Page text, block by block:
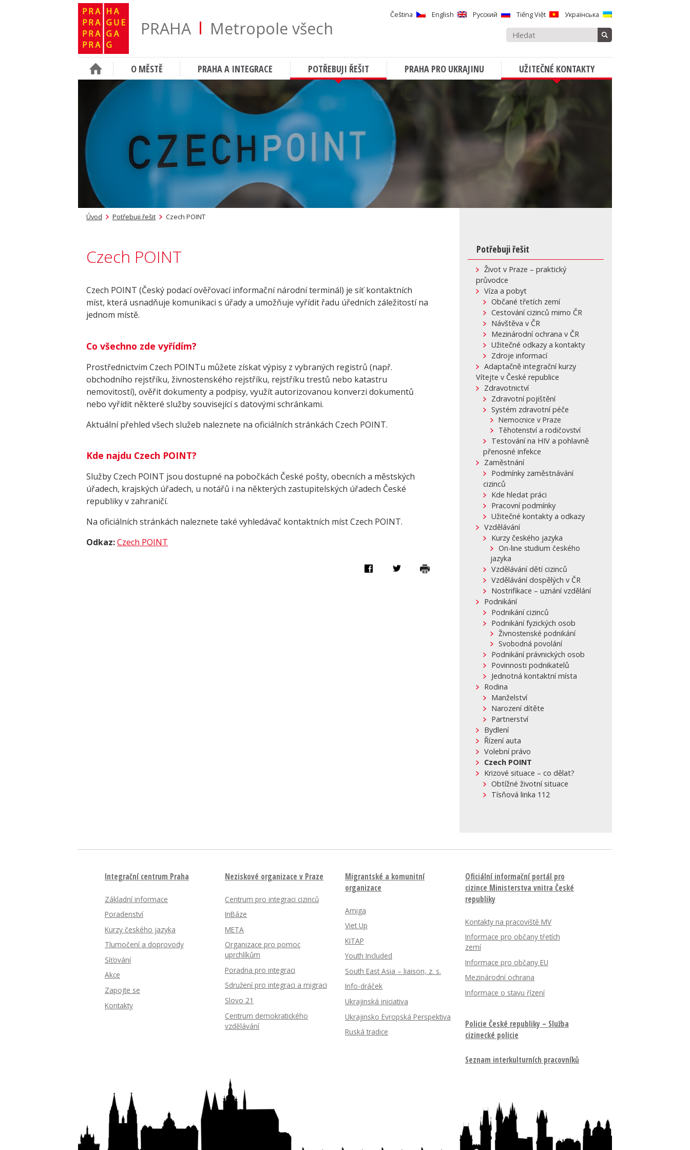
PRAHA Metropole všech
Čeština English Русский Tiếng Việt Українська
O MĚSTĚ PRAHA A INTEGRACE POTŘEBUJI ŘEŠIT PRAHA PRO UKRAJINU UŽITEČNÉ KONTAKTY
Úvod Potřebuji řešit Czech POINT
Czech POINT
Czech POINT (Český podací ověřovací informační národní terminál) je síť kontaktních
míst, která usnadňuje komunikaci s úřady a umožňuje vyřídit řadu úředních záležitostí na
jednom místě.
Co všechno zde vyřídím?
Prostřednictvím Czech POINTu můžete získat výpisy z vybraných registrů (např.
obchodního rejstříku, živnostenského rejstříku, rejstříku trestů nebo katastru
nemovitostí), ověřit dokumenty a podpisy, využít autorizovanou konverzi dokumentů
nebo vyřídit některé služby související s datovými schránkami.
Aktuální přehled všech služeb naleznete na oficiálních stránkách Czech POINT.
Kde najdu Czech POINT?
Služby Czech POINT jsou dostupné na pobočkách České pošty, obecních a městských
úřadech, krajských úřadech, u notářů i na některých zastupitelských úřadech České
republiky v zahraničí.
Na oficiálních stránkách naleznete také vyhledávač kontaktních míst Czech POINT.
Odkaz:Czech POINT
Potřebuji řešit
Život v Praze – praktický
průvodce
Víza a pobyt
Občané třetích zemí
Cestování cizinců mimo ČR
Návštěva v ČR
Mezinárodní ochrana v ČR
Užitečné odkazy a kontakty
Zdroje informací
Adaptačně integrační kurzy
Vítejte v České republice
Zdravotnictví
Zdravotní pojištění
Systém zdravotní péče
Nemocnice v Praze
Těhotenství a rodičovství
Testování na HIV a pohlavně
přenosné infekce
Zaměstnání
Podmínky zaměstnávání
cizinců
Kde hledat práci
Pracovní podmínky
Užitečné kontakty a odkazy
Vzdělávání
Kurzy českého jazyka
On-line studium českého
jazyka
Vzdělávání dětí cizinců
Vzdělávání dospělých v ČR
Nostrifikace – uznání vzdělání
Podnikání
Podnikání cizinců
Podnikání fyzických osob
Živnostenské podnikání
Svobodná povolání
Podnikání právnických osob
Povinnosti podnikatelů
Jednotná kontaktní místa
Rodina
Manželství
Narození dítěte
Partnerství
Bydlení
Řízení auta
Volební právo
Czech POINT
Krizové situace – co dělat?
Obtížné životní situace
Tísňová linka 112
Integrační centrum Praha
Základní informace
Poradenství
Kurzy českého jazyka
Tlumočení a doprovody
Síťování
Akce
Zapojte se
Kontakty
Neziskové organizace v Praze
Centrum pro integraci cizinců
InBáze
META
Organizace pro pomoc
uprchlíkům
Poradna pro integraci
Sdružení pro integraci a migraci
Slovo 21
Centrum demokratického
vzdělávání
Migrantské a komunitní
organizace
Amiga
Viet Up
KITAP
Youth Included
South East Asia – liaison, z. s.
Info-dráček
Ukrajinská iniciativa
Ukrajinsko Evropská Perspektiva
Ruská tradice
Oficiální informační portál pro
cizince Ministerstva vnitra České
republiky
Kontakty na pracoviště MV
Informace pro občany třetích
zemí
Informace pro občany EU
Mezinárodní ochrana
Informace o stavu řízení
Policie České republiky – Služba
cizinecké policie
Seznam interkulturních pracovníků